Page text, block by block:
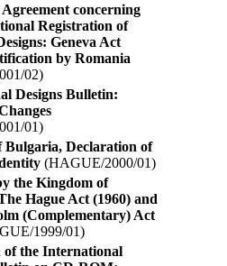
concerning
Registration of
Geneva Act
by Romania
02)
Designs Bulletin:
01)
Bulgaria, Declaration of
(HAGUE/2000/01)
the Kingdom of
Hague Act (1960) and
(Complementary) Act
1999/01)
of the International